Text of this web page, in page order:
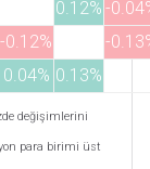
0.12% -
-0.12%
-
0.04% 0.13%
değişimlerini
para birimi üst